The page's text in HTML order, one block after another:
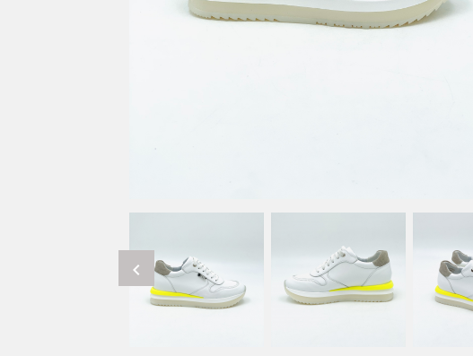
chevron_left